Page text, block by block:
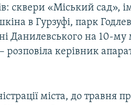
сквери «Міський сад»,
в Гурзуфі, парк
Данилевського на 10-му
керівник
міста, до травня